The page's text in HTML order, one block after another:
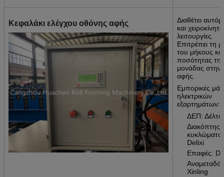
Κεφαλάκι ελέγχου οθόνης αφής
Διαθέτει
και
λειτουργίες.
Επιτρέπει τη
του μήκους
ποσότητας της
μονάδας στην
αφής.
Εμπορικές
ηλεκτρικών
εξαρτημάτων:
ΔΕΠ: Δέλτα
Διακόπτης
Delixi
Επαφές:
Xinling